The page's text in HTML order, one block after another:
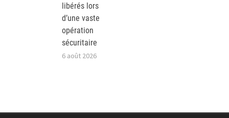
libérés lors
d’une vaste
opération
sécuritaire
6 août 2026